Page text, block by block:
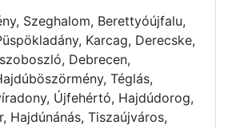
Szeghalom, Berettyóújfalu,
Karcag, Derecske,
Debrecen,
Téglás,
Újfehértó, Hajdúdorog,
Hajdúnánás, Tiszaújváros,